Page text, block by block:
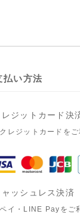
払い方法
ジットカード決
レジットカードをご
ッシュレス決済
イ・LINE Payをご